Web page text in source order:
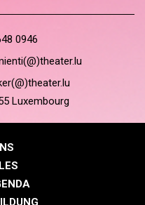
0946
Luxembourg